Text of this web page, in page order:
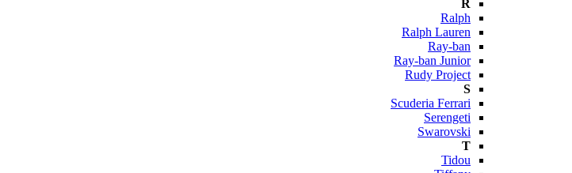
R
Ralph
Ralph Lauren
Ray-ban
Ray-ban Junior
Rudy Project
S
Scuderia Ferrari
Serengeti
Swarovski
T
Tidou